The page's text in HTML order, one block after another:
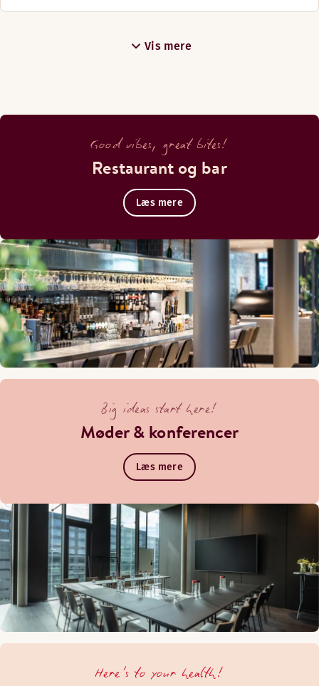
Vis mere
Good vibes, great bites!
Restaurant og bar
Læs mere
Big ideas start here!
Møder & konferencer
Læs mere
Here's to your health!